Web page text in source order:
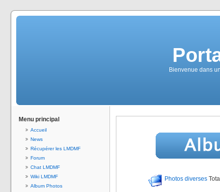
Bienvenue dans
Menu principal
Accueil
News
Récupérer les LMDMF
Forum
Chat LMDMF
Wiki LMDMF
Album Photos
Photos diverses